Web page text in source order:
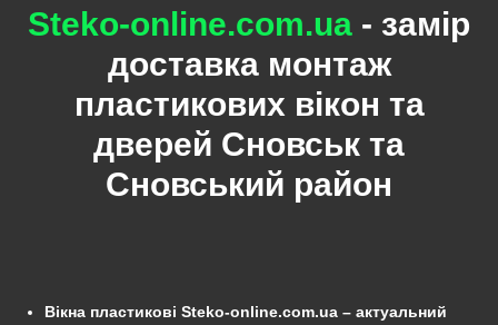
Steko-online.com.ua - замір
доставка монтаж
пластикових вікон та
дверей Сновськ та
Сновський район
Вікна пластикові Steko-online.com.ua – актуальний